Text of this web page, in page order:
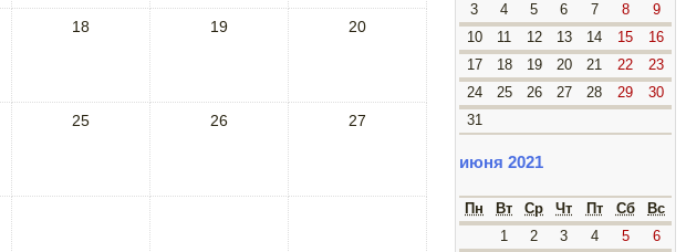
18 19 20
25 26 27
3
4 5 6 7 8
9
10
11 12 13 14 15
16
17
18 19 20 21 22
23
24
25 26 27 28 29
30
31
июня 2021
Пн Вт Ср Чт Пт Сб
Вс
1
2 3 4 5
6